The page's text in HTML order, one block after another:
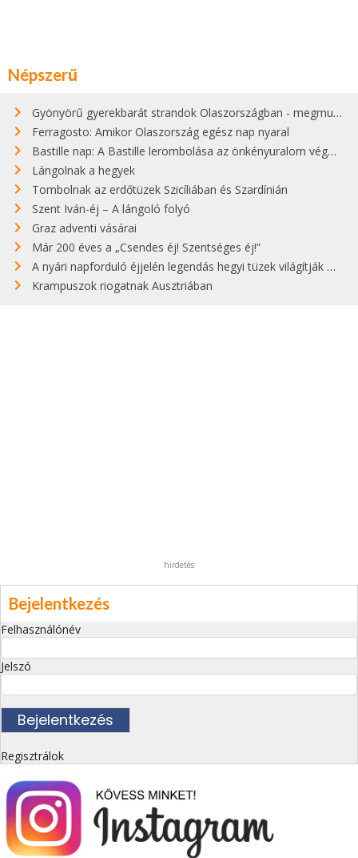
Népszerű
Gyönyörű gyerekbarát strandok Olaszországban - megmutatjuk a 15 legjobbat
Ferragosto: Amikor Olaszország egész nap nyaral
Bastille nap: A Bastille lerombolása az önkényuralom végét jelentette
Lángolnak a hegyek
Tombolnak az erdőtüzek Szicíliában és Szardínián
Szent Iván-éj – A lángoló folyó
Graz adventi vásárai
Már 200 éves a „Csendes éj! Szentséges éj!”
A nyári napforduló éjjelén legendás hegyi tüzek világítják meg Zugspitzét
Krampuszok riogatnak Ausztriában
hirdetés
Bejelentkezés
Felhasználónév
Jelszó
Regisztrálok